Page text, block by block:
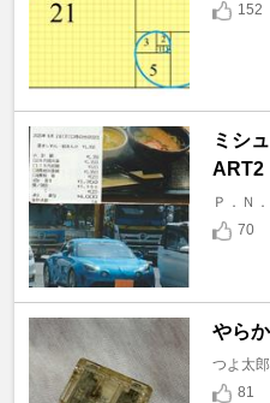
152
ミシ
ART2
Ｐ．Ｎ
70
やらか
つよ太
81